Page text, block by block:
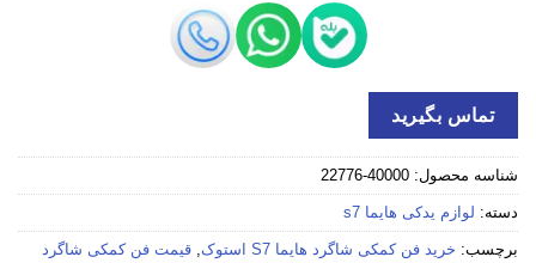
تماس بگیرید
شناسه محصول: 40000-22776
دسته: لوازم یدکی هایما s7
برچسب: خرید فن کمکی شاگرد هایما S7 استوک , قیمت فن کمکی شاگرد